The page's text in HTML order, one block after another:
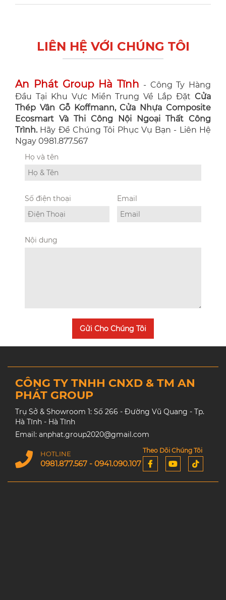
LIÊN HỆ VỚI CHÚNG TÔI
An Phát Group Hà Tĩnh - Công Ty Hàng
Đầu Tại Khu Vực Miền Trung Về Lắp Đặt Cửa
Thép Vân Gỗ Koffmann, Cửa Nhựa Composite
Ecosmart Và Thi Công Nội Ngoại Thất Công
Trình. Hãy Để Chúng Tôi Phục Vụ Bạn - Liên Hệ
Ngay 0981.877.567
Họ và tên
Số điện thoại Email
Nội dung
Gửi Cho Chúng Tôi
CÔNG TY TNHH CNXD & TM AN
PHÁT GROUP
Trụ Sở & Showroom 1: Số 266 - Đường Vũ Quang - Tp.
Hà Tĩnh - Hà Tĩnh
Email: anphat.group2020@gmail.com
HOTLINE
0981.877.567 - 0941.090.107
Theo Dõi Chúng Tôi